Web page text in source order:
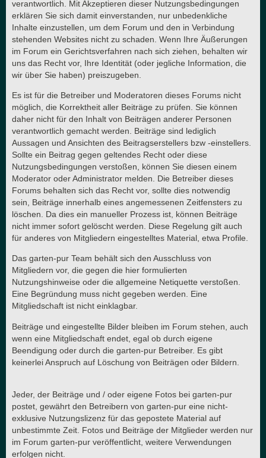
verantwortlich. Mit Akzeptieren dieser Nutzungsbedingungen
erklären Sie sich damit einverstanden, nur unbedenkliche
Inhalte einzustellen, um dem Forum und den in Verbindung
stehenden Websites nicht zu schaden. Wenn Ihre Äußerungen
im Forum ein Gerichtsverfahren nach sich ziehen, behalten wir
uns das Recht vor, Ihre Identität (oder jegliche Information, die
wir über Sie haben) preiszugeben.
Es ist für die Betreiber und Moderatoren dieses Forums nicht
möglich, die Korrektheit aller Beiträge zu prüfen. Sie können
daher nicht für den Inhalt von Beiträgen anderer Personen
verantwortlich gemacht werden. Beiträge sind lediglich
Aussagen und Ansichten des Beitragserstellers bzw -einstellers.
Sollte ein Beitrag gegen geltendes Recht oder diese
Nutzungsbedingungen verstoßen, können Sie diesen einem
Moderator oder Administrator melden. Die Betreiber dieses
Forums behalten sich das Recht vor, sollte dies notwendig
sein, Beiträge innerhalb eines angemessenen Zeitfensters zu
löschen. Da dies ein manueller Prozess ist, können Beiträge
nicht immer sofort gelöscht werden. Diese Regelung gilt auch
für anderes von Mitgliedern eingestelltes Material, etwa Profile.
Das garten-pur Team behält sich den Ausschluss von
Mitgliedern vor, die gegen die hier formulierten
Nutzungshinweise oder die allgemeine Netiquette verstoßen.
Eine Begründung muss nicht gegeben werden. Eine
Mitgliedschaft ist nicht einklagbar.
Beiträge und eingestellte Bilder bleiben im Forum stehen, auch
wenn eine Mitgliedschaft endet, egal ob durch eigene
Beendigung oder durch die garten-pur Betreiber. Es gibt
keinerlei Anspruch auf Löschung von Beiträgen oder Bildern.
Jeder, der Beiträge und / oder eigene Fotos bei garten-pur
postet, gewährt den Betreibern von garten-pur eine nicht-
exklusive Nutzungslizenz für das gepostete Material auf
unbestimmte Zeit. Fotos und Beiträge der Mitglieder werden nur
im Forum garten-pur veröffentlicht, weitere Verwendungen
erfolgen nicht.